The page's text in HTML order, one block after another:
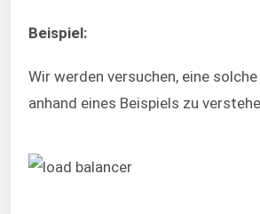
Beispiel:
Wir werden versuchen, eine
anhand eines Beispiels zu